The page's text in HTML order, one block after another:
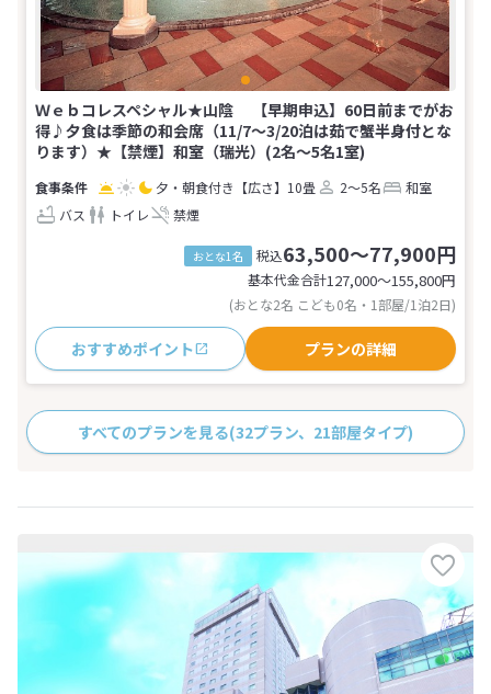
Ｗｅｂコレスペシャル★山陰 【早期申込】60日前までがお
得♪夕食は季節の和会席（11/7～3/20泊は茹で蟹半身付とな
ります）★【禁煙】和室（瑞光）(2名～5名1室)
夕・朝食付き 【広さ】10畳 2～5名
和室
バス
トイレ 禁煙
おとな1名 税込63,500～77,900円
基本代金合計127,000〜155,800円
(おとな2名 こども0名・1部屋/1泊2日)
おすすめポイント プランの詳細
すべてのプランを見る(32プラン、21部屋タイプ)